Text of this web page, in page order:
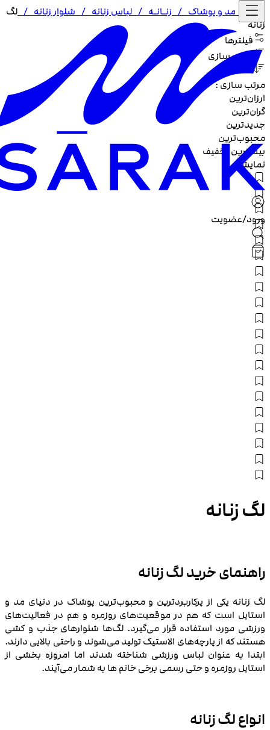
ورود/عضویت
خانه / مد و پوشاک / زنـا‌نـه / لباس زنانه / شلوار زنانه / لگ
زنانه
فیلترها
مرتب سازی
مرتب سازی :
ارزان‌ترین
گران‌ترین
جدیدترین
محبوب‌ترین
بیشترین تخفیف
نمایش
لگ زنانه
راهنمای خرید لگ زنانه
لگ زنانه یکی از پرکاربردترین و محبوب‌ترین پوشاک در دنیای مد و
استایل است که هم در موقعیت‌های روزمره و هم در فعالیت‌های
ورزشی مورد استفاده قرار می‌گیرد. لگ‌ها شلوارهای جذب و کشی
هستند که از پارچه‌های الاستیک تولید می‌شوند و راحتی بالایی دارند.
ابتدا به عنوان لباس ورزشی شناخته شدند اما امروزه بخشی از
استایل روزمره و حتی رسمی برخی خانم ها به شمار می‌آیند.
انواع لگ زنانه